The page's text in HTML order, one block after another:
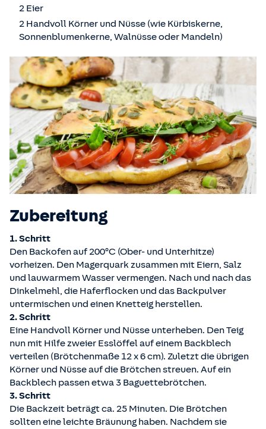
2 Eier
2 Handvoll Körner und Nüsse (wie Kürbiskerne,
Sonnenblumenkerne, Walnüsse oder Mandeln)
Zubereitung
1. Schritt
Den Backofen auf 200°C (Ober- und Unterhitze)
vorheizen. Den Magerquark zusammen mit Eiern, Salz
und lauwarmem Wasser vermengen. Nach und nach das
Dinkelmehl, die Haferflocken und das Backpulver
untermischen und einen Knetteig herstellen.
2. Schritt
Eine Handvoll Körner und Nüsse unterheben. Den Teig
nun mit Hilfe zweier Esslöffel auf einem Backblech
verteilen (Brötchenmaße 12 x 6 cm). Zuletzt die übrigen
Körner und Nüsse auf die Brötchen streuen. Auf ein
Backblech passen etwa 3 Baguettebrötchen.
3. Schritt
Die Backzeit beträgt ca. 25 Minuten. Die Brötchen
sollten eine leichte Bräunung haben. Nachdem sie